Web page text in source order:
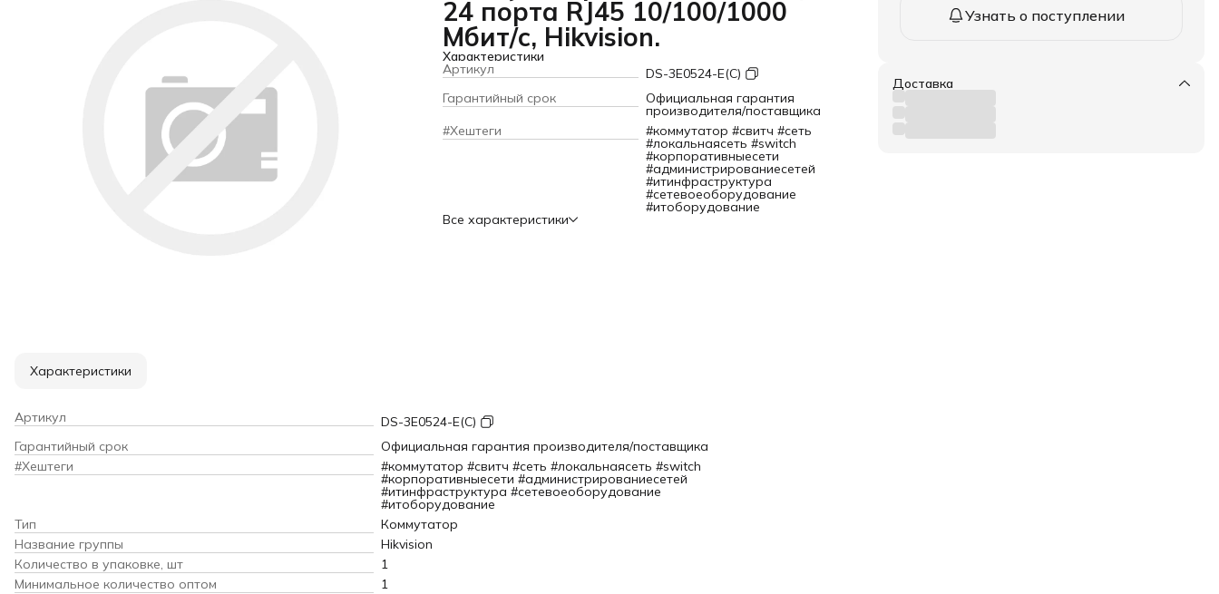
24 порта RJ45 10/100/1000
Мбит/с, Hikvision.
Характеристики
Артикул
DS-3E0524-E(C)
Гарантийный срок
Официальная гарантия
производителя/поставщика
#Хештеги
#коммутатор #свитч #сеть
#локальнаясеть #switch
#корпоративныесети
#администрированиесетей
#итинфраструктура
#сетевоеоборудование
#итоборудование
Все характеристики
Узнать о поступлении
Доставка
Характеристики
Артикул
DS-3E0524-E(C)
Гарантийный срок
Официальная гарантия производителя/поставщика
#Хештеги
#коммутатор #свитч #сеть #локальнаясеть #switch
#корпоративныесети #администрированиесетей
#итинфраструктура #сетевоеоборудование
#итоборудование
Тип
Коммутатор
Название группы
Hikvision
Количество в упаковке, шт
1
Минимальное количество оптом
1